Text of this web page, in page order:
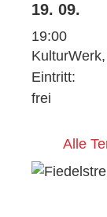
19. 09.
19:00
Eintritt:
frei
Alle